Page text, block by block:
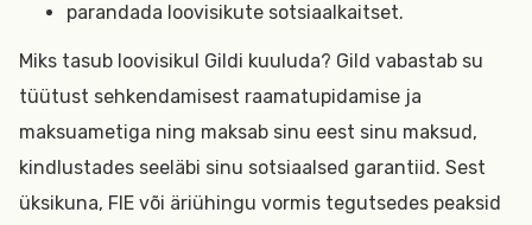
parandada loovisikute sotsiaalkaitset.
Miks tasub loovisikul Gildi kuuluda? Gild vabastab su
tüütust sehkendamisest raamatupidamise ja
maksuametiga ning maksab sinu eest sinu maksud,
kindlustades seeläbi sinu sotsiaalsed garantiid. Sest
üksikuna, FIE või äriühingu vormis tegutsedes peaksid